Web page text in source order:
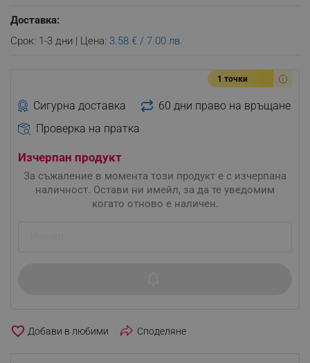
Доставка:
Срок: 1-3 дни | Цена: 3.58 € / 7.00 лв.
1 точки
Сигурна доставка
60 дни право на връщане
Проверка на пратка
Изчерпан продукт
За съжаление в момента този продукт е с изчерпана
наличност. Остави ни имейл, за да те уведомим
когато отново е наличен.
favorite_border Споделяне